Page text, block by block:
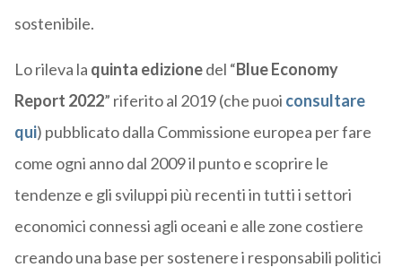
sostenibile.
Lo rileva la quinta edizionedel “Blue Economy
Report 2022” riferito al 2019 (che puoi consultare
qui) pubblicato dalla Commissione europea per fare
come ogni anno dal 2009 il punto e scoprire le
tendenze e gli sviluppi più recenti in tutti i settori
economici connessi agli oceani e alle zone costiere
creando una base per sostenere i responsabili politici